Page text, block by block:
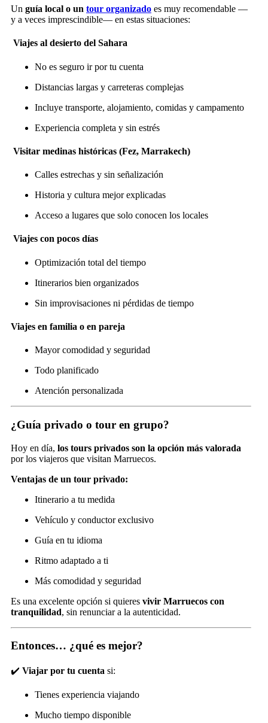
Un guía local o un tour organizado es muy recomendable —
y a veces imprescindible— en estas situaciones:
Viajes al desierto del Sahara
No es seguro ir por tu cuenta
Distancias largas y carreteras complejas
Incluye transporte, alojamiento, comidas y campamento
Experiencia completa y sin estrés
Visitar medinas históricas (Fez, Marrakech)
Calles estrechas y sin señalización
Historia y cultura mejor explicadas
Acceso a lugares que solo conocen los locales
Viajes con pocos días
Optimización total del tiempo
Itinerarios bien organizados
Sin improvisaciones ni pérdidas de tiempo
Viajes en familia o en pareja
Mayor comodidad y seguridad
Todo planificado
Atención personalizada
¿Guía privado o tour en grupo?
Hoy en día, los tours privados son la opción más valorada
por los viajeros que visitan Marruecos.
Ventajas de un tour privado:
Itinerario a tu medida
Vehículo y conductor exclusivo
Guía en tu idioma
Ritmo adaptado a ti
Más comodidad y seguridad
Es una excelente opción si quieres vivir Marruecos con
tranquilidad, sin renunciar a la autenticidad.
Entonces… ¿qué es mejor?
✔️ Viajar por tu cuenta si:
Tienes experiencia viajando
Mucho tiempo disponible